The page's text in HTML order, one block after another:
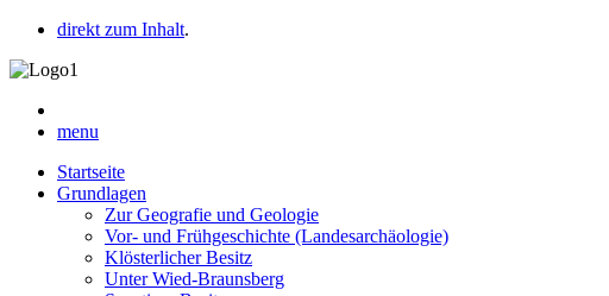
direkt zum Inhalt.
menu
Startseite
Grundlagen
Zur Geografie und Geologie
Vor- und Frühgeschichte (Landesarchäologie)
Klösterlicher Besitz
Unter Wied-Braunsberg